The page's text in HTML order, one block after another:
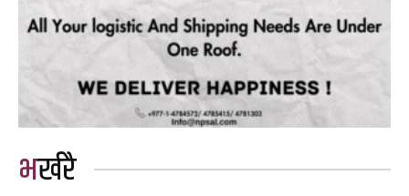
भर्खरै